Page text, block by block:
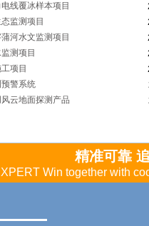
线覆冰样本项目
监测项目
河水文监测项目
测项目
项目
警系统
云地面探测产品
精准可靠
Win together with